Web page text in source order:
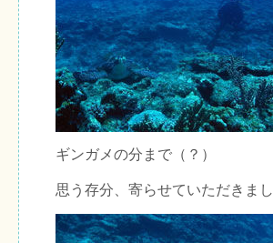
ギンガメの分まで（？）
思う存分、寄らせていただきま